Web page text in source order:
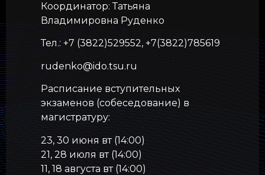
Координатор: Татьяна
Владимировна Руденко
Тел.: +7 (3822)529552, +7(3822)785619
rudenko@ido.tsu.ru
Расписание вступительных
экзаменов (собеседование) в
магистратуру:
23, 30 июня вт (14:00)
21, 28 июля вт (14:00)
11, 18 августа вт (14:00)